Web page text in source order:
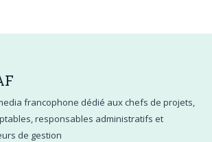
francophone dédié aux chefs de projets,
responsables administratifs et
de gestion